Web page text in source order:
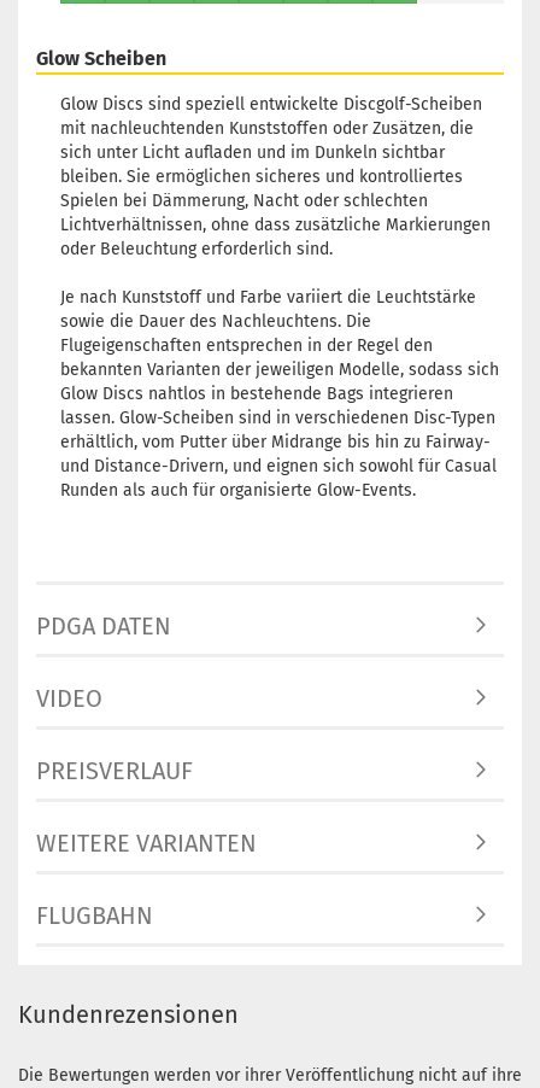
Glow Scheiben
Glow Discs sind speziell entwickelte Discgolf-Scheiben
mit nachleuchtenden Kunststoffen oder Zusätzen, die
sich unter Licht aufladen und im Dunkeln sichtbar
bleiben. Sie ermöglichen sicheres und kontrolliertes
Spielen bei Dämmerung, Nacht oder schlechten
Lichtverhältnissen, ohne dass zusätzliche Markierungen
oder Beleuchtung erforderlich sind.
Je nach Kunststoff und Farbe variiert die Leuchtstärke
sowie die Dauer des Nachleuchtens. Die
Flugeigenschaften entsprechen in der Regel den
bekannten Varianten der jeweiligen Modelle, sodass sich
Glow Discs nahtlos in bestehende Bags integrieren
lassen. Glow-Scheiben sind in verschiedenen Disc-Typen
erhältlich, vom Putter über Midrange bis hin zu Fairway-
und Distance-Drivern, und eignen sich sowohl für Casual
Runden als auch für organisierte Glow-Events.
PDGA DATEN
VIDEO
PREISVERLAUF
WEITERE VARIANTEN
FLUGBAHN
Kundenrezensionen
Die Bewertungen werden vor ihrer Veröffentlichung nicht auf ihre